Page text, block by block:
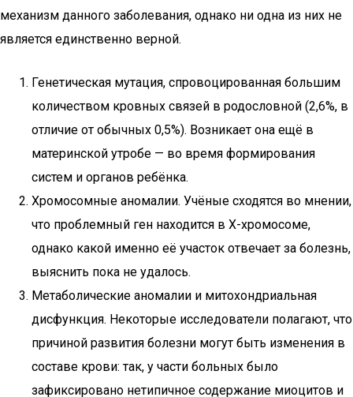
механизм данного заболевания, однако ни одна из них не
является единственно верной.
Генетическая мутация, спровоцированная большим
количеством кровных связей в родословной (2,6%, в
отличие от обычных 0,5%). Возникает она ещё в
материнской утробе — во время формирования
систем и органов ребёнка.
Хромосомные аномалии. Учёные сходятся во мнении,
что проблемный ген находится в Х-хромосоме,
однако какой именно её участок отвечает за болезнь,
выяснить пока не удалось.
Метаболические аномалии и митохондриальная
дисфункция. Некоторые исследователи полагают, что
причиной развития болезни могут быть изменения в
составе крови: так, у части больных было
зафиксировано нетипичное содержание миоцитов и